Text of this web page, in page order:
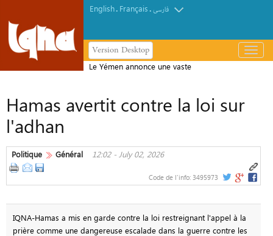
English. Français.فارسی
Version Desktop
باز
و
Le Yémen annonce une vaste
contre des forces alliées à l’Arabie
saoudite
Hamas avertit contre la loi sur
l'adhan
Politique Général 12:02 - July 02, 2026
Code de l'info: 3495973
IQNA-Hamas a mis en garde contre la loi restreignant l'appel à la
prière comme une dangereuse escalade dans la guerre contre les